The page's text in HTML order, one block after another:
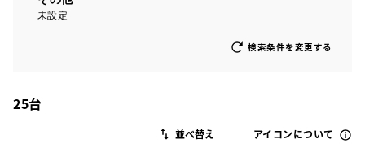
未設定
検索条件を変更する
25台
アイコンについて